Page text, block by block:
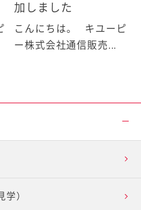
加しました
こんにちは。 キユーピ
ー株式会社通信販売...
）